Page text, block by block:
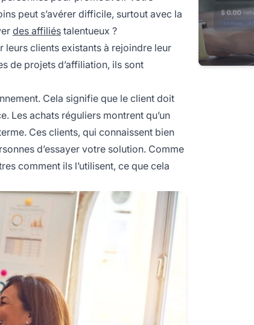
peut s’avérer difficile, surtout avec la
des affiliés talentueux ?
leurs clients existants à rejoindre leur
de projets d’affiliation, ils sont
Cela signifie que le client doit
Les achats réguliers montrent qu’un
Ces clients, qui connaissent bien
d’essayer votre solution. Comme
comment ils l’utilisent, ce que cela